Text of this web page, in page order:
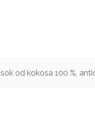
sok od kokosa 100 %,